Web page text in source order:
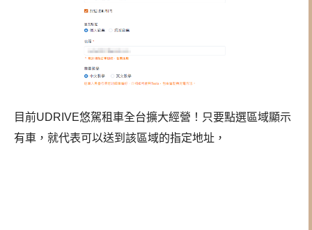
目前UDRIVE悠駕租車全台擴大經營！只要點選區域顯示
有車，就代表可以送到該區域的指定地址，